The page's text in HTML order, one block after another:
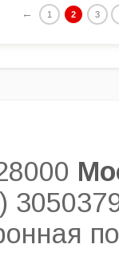
← 1 2 3